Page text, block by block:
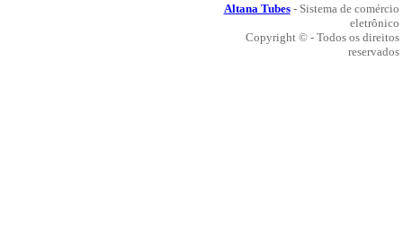
Altana Tubes- Sistema de comércio
eletrônico
Copyright © - Todos os direitos
reservados